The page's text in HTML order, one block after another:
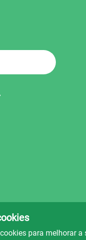
os direitos reservados.
Rádio
para melhorar